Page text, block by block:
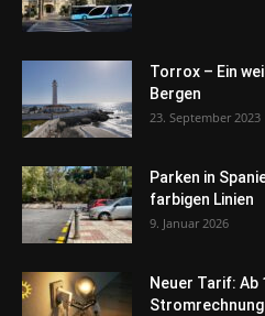
Torrox – Ein
Bergen
23. September 2023
Parken in
farbigen Linien
9. Januar 2026
Neuer Tarif: Ab